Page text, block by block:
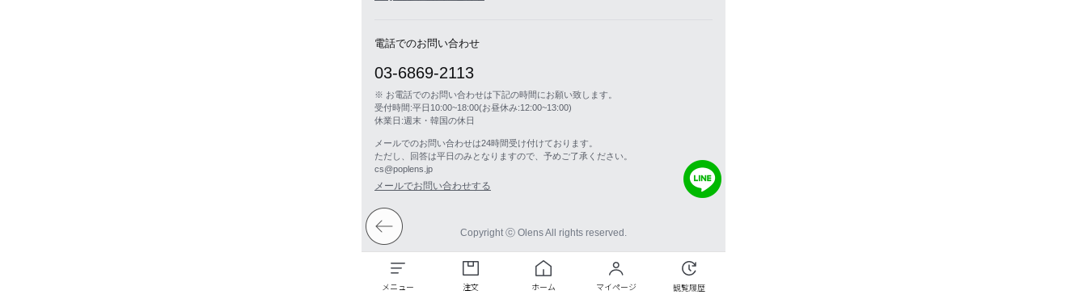
電話でのお問い合わせ
03-6869-2113
※ お電話でのお問い合わせは下記の時間にお願い致します。
受付時間:平日10:00~18:00(お昼休み:12:00~13:00)
休業日:週末・韓国の休日
メールでのお問い合わせは24時間受け付けております。
ただし、回答は平日のみとなりますので、予めご了承ください。
cs@poplens.jp
メールでお問い合わせする
Copyright ⓒ Olens All rights reserved.
メニュー 注文 ホーム マイページ 観覧履歴